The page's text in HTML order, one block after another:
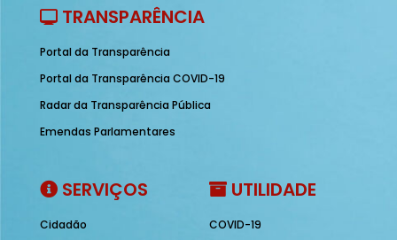
TRANSPARÊNCIA
Portal da Transparência
Portal da Transparência COVID-19
Radar da Transparência Pública
Emendas Parlamentares
SERVIÇOS
Cidadão
UTILIDADE
COVID-19